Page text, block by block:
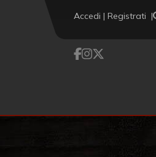
Accedi | Registrati